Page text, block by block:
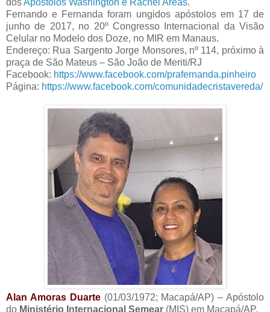
dosApóstolos Washington e Rachel Arêas.
Fernando e Fernanda foram ungidos apóstolos em 17 de
junho de 2017, no 20º Congresso Internacional da Visão
Celular no Modelo dos Doze, no MIR em Manaus.
Endereço: Rua Sargento Jorge Monsores, nº 114, próximo à
praça de São Mateus – São João de Meriti/RJ
Facebook: https://www.facebook.com/prafernanda.pinheiro
Página: https://www.facebook.com/comunidadecristavereda/
Alan Amoras Duarte(01/03/1972; Macapá/AP) – Apóstolo
do Ministério Internacional Semear (MIS) em Macapá/AP.